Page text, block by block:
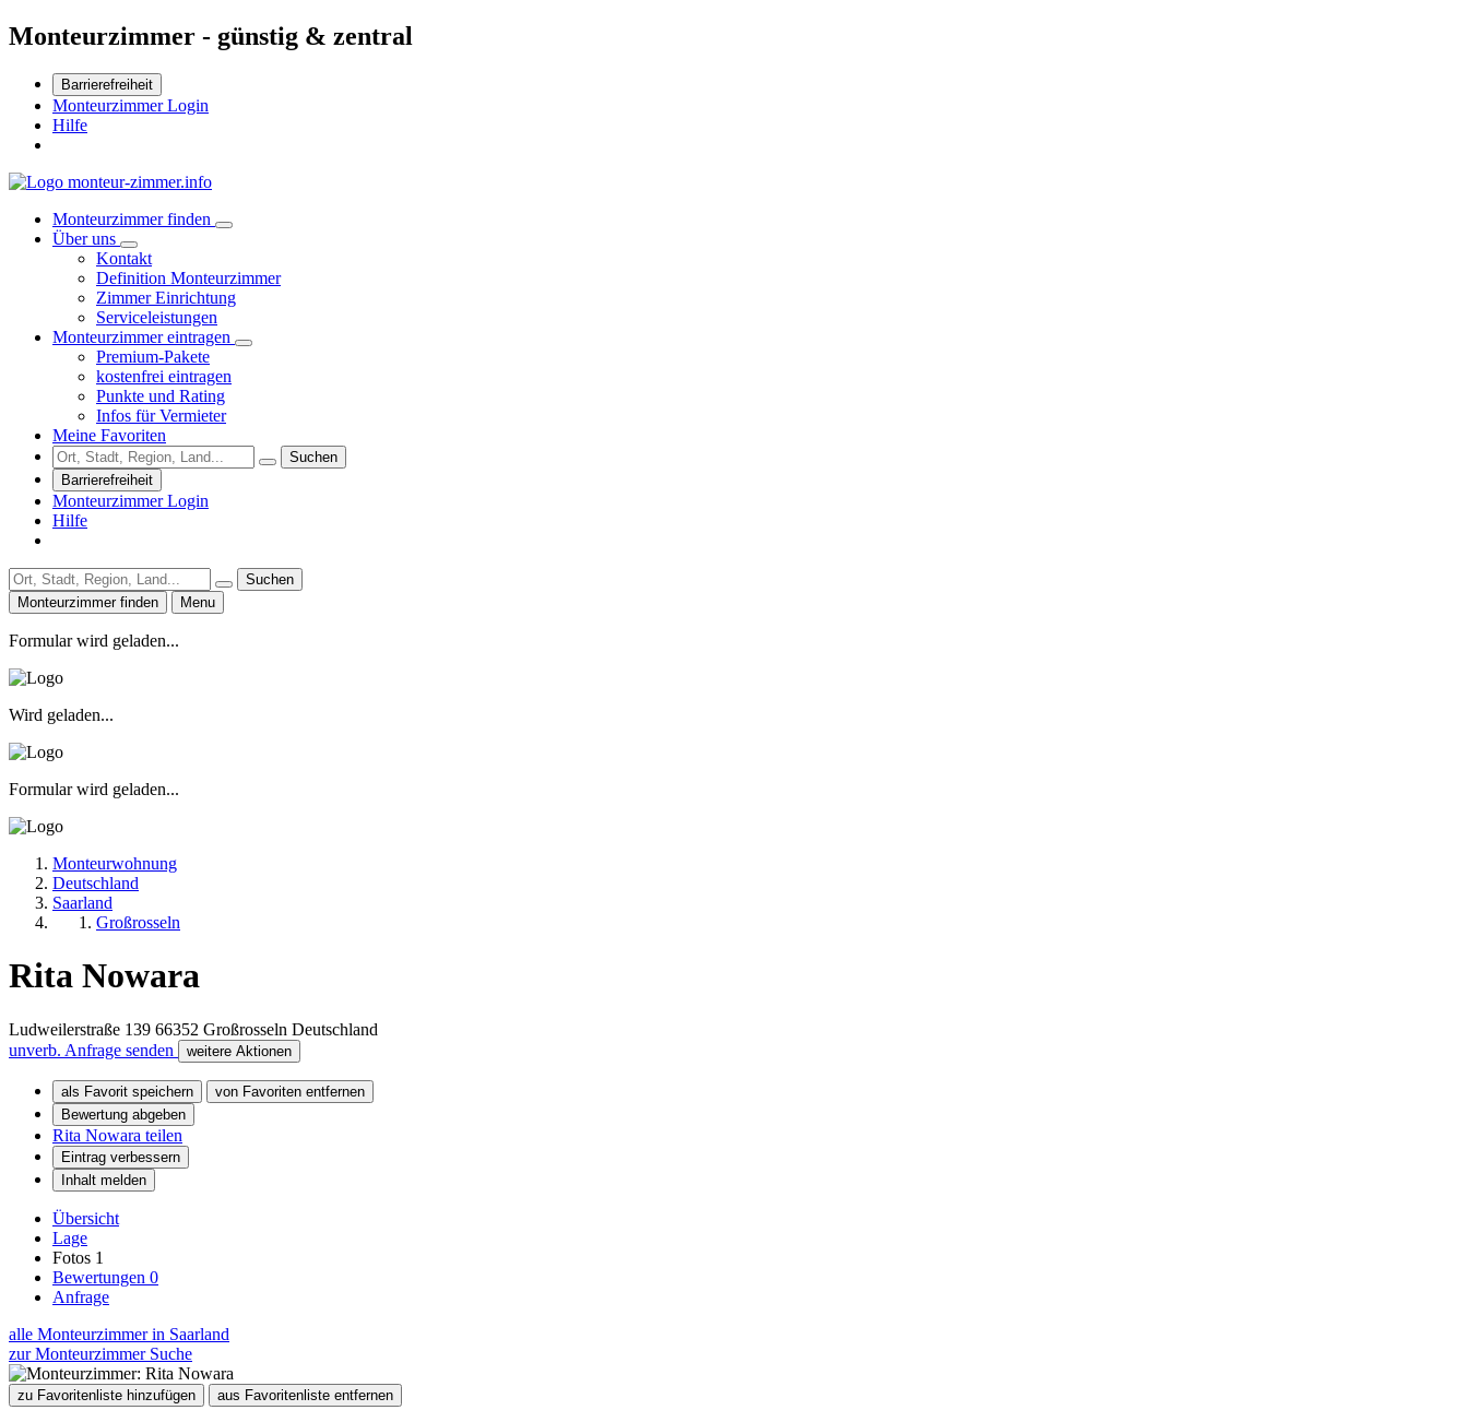
Monteurzimmer - günstig & zentral
Barrierefreiheit
Monteurzimmer Login
Hilfe
Monteurzimmer finden
Über uns
Kontakt
Definition Monteurzimmer
Zimmer Einrichtung
Serviceleistungen
Monteurzimmer eintragen
Premium-Pakete
kostenfrei eintragen
Punkte und Rating
Infos für Vermieter
Meine Favoriten
Suchen
Barrierefreiheit
Monteurzimmer Login
Hilfe
Suchen
Monteurzimmer finden
Menu
Formular wird geladen...
Wird geladen...
Formular wird geladen...
Monteurwohnung
Deutschland
Saarland
Großrosseln
Rita Nowara
Ludweilerstraße 139 66352 Großrosseln Deutschland
unverb. Anfrage senden
weitere Aktionen
als Favorit speichern
von Favoriten entfernen
Bewertung abgeben
Rita Nowara teilen
Eintrag verbessern
Inhalt melden
Übersicht
Lage
Fotos 1
Bewertungen 0
Anfrage
alle Monteurzimmer in Saarland
zur Monteurzimmer Suche
zu Favoritenliste hinzufügen aus Favoritenliste entfernen